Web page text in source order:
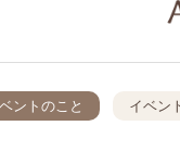
ントのこと イベン